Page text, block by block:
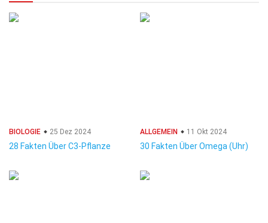
BIOLOGIE 25 Dez 2024
28 Fakten Über C3-Pflanze
ALLGEMEIN 11 Okt 2024
30 Fakten Über Omega (Uhr)